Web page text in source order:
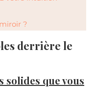
?
derrière le
solides que vous